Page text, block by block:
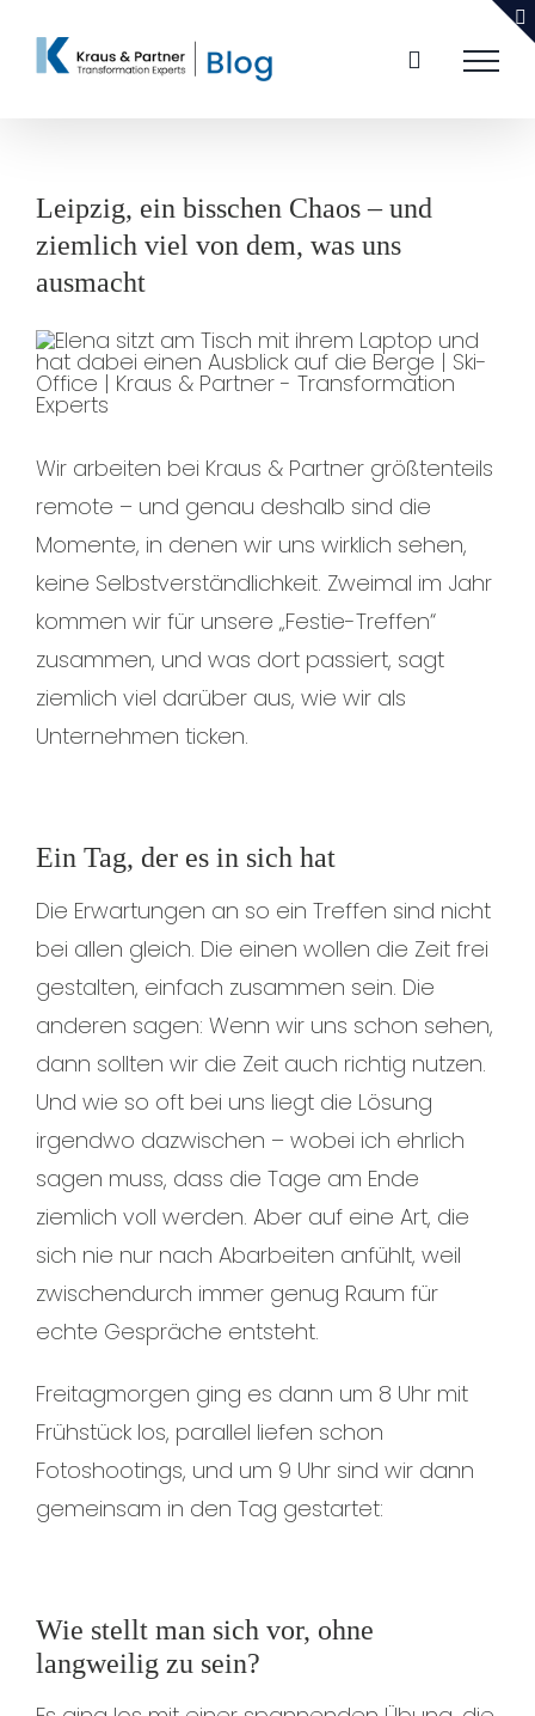
Inhalt
Leipzig, ein bisschen Chaos – und
ziemlich viel von dem, was uns
ausmacht
Wir arbeiten bei Kraus & Partner größtenteils
remote – und genau deshalb sind die
Momente, in denen wir uns wirklich sehen,
keine Selbstverständlichkeit. Zweimal im Jahr
kommen wir für unsere „Festie-Treffen“
zusammen, und was dort passiert, sagt
ziemlich viel darüber aus, wie wir als
Unternehmen ticken.
Ein Tag, der es in sich hat
Die Erwartungen an so ein Treffen sind nicht
bei allen gleich. Die einen wollen die Zeit frei
gestalten, einfach zusammen sein. Die
anderen sagen: Wenn wir uns schon sehen,
dann sollten wir die Zeit auch richtig nutzen.
Und wie so oft bei uns liegt die Lösung
irgendwo dazwischen – wobei ich ehrlich
sagen muss, dass die Tage am Ende
ziemlich voll werden. Aber auf eine Art, die
sich nie nur nach Abarbeiten anfühlt, weil
zwischendurch immer genug Raum für
echte Gespräche entsteht.
Freitagmorgen ging es dann um 8 Uhr mit
Frühstück los, parallel liefen schon
Fotoshootings, und um 9 Uhr sind wir dann
gemeinsam in den Tag gestartet:
Wie stellt man sich vor, ohne
langweilig zu sein?